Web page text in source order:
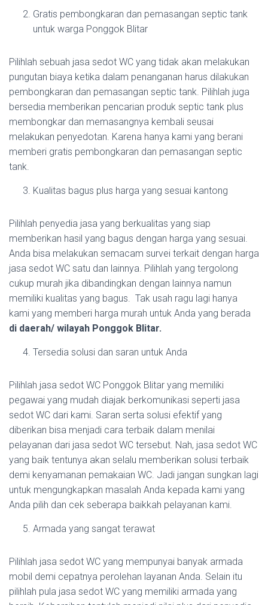
Gratis pembongkaran dan pemasangan septic tank
untuk warga Ponggok Blitar
Pilihlah sebuah jasa sedot WC yang tidak akan melakukan
pungutan biaya ketika dalam penanganan harus dilakukan
pembongkaran dan pemasangan septic tank. Pilihlah juga
bersedia memberikan pencarian produk septic tank plus
membongkar dan memasangnya kembali seusai
melakukan penyedotan. Karena hanya kami yang berani
memberi gratis pembongkaran dan pemasangan septic
tank.
Kualitas bagus plus harga yang sesuai kantong
Pilihlah penyedia jasa yang berkualitas yang siap
memberikan hasil yang bagus dengan harga yang sesuai.
Anda bisa melakukan semacam survei terkait dengan harga
jasa sedot WC satu dan lainnya. Pilihlah yang tergolong
cukup murah jika dibandingkan dengan lainnya namun
memiliki kualitas yang bagus. Tak usah ragu lagi hanya
kami yang memberi harga murah untuk Anda yang berada
di daerah/ wilayah Ponggok Blitar.
Tersedia solusi dan saran untuk Anda
Pilihlah jasa sedot WC Ponggok Blitar yang memiliki
pegawai yang mudah diajak berkomunikasi seperti jasa
sedot WC dari kami. Saran serta solusi efektif yang
diberikan bisa menjadi cara terbaik dalam menilai
pelayanan dari jasa sedot WC tersebut. Nah, jasa sedot WC
yang baik tentunya akan selalu memberikan solusi terbaik
demi kenyamanan pemakaian WC. Jadi jangan sungkan lagi
untuk mengungkapkan masalah Anda kepada kami yang
Anda pilih dan cek seberapa baikkah pelayanan kami.
Armada yang sangat terawat
Pilihlah jasa sedot WC yang mempunyai banyak armada
mobil demi cepatnya perolehan layanan Anda. Selain itu
pilihlah pula jasa sedot WC yang memiliki armada yang